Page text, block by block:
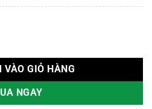
VÀO GIỎ HÀNG
NGAY